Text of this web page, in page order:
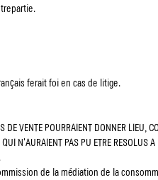
ferait foi en cas de litige.
VENTE POURRAIENT DONNER LIEU,
QUI N'AURAIENT PAS PU ETRE RESOLUS
de la médiation de la